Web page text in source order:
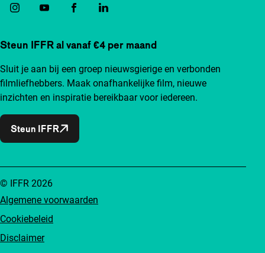
Steun IFFR al vanaf €4 per maand
Sluit je aan bij een groep nieuwsgierige en verbonden
filmliefhebbers. Maak onafhankelijke film, nieuwe
inzichten en inspiratie bereikbaar voor iedereen.
Steun IFFR
Algemene voorwaarden
Cookiebeleid
Disclaimer
© IFFR 2026